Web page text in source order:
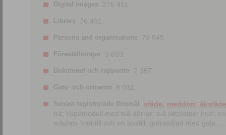
Digital images 275 411.
Library 76 491.
Persons and organisations 79 545.
Föreställningar 3 693.
Dokument och rapporter 2 387.
Gatu- och ortnamn 8 031.
Senast registrerade föremål
släde; meddon; åksläde
trä; kupémodell med två dörrar; två sittplatser inuti; en
ståplats framtill och en baktill; grönmålad med gula ...